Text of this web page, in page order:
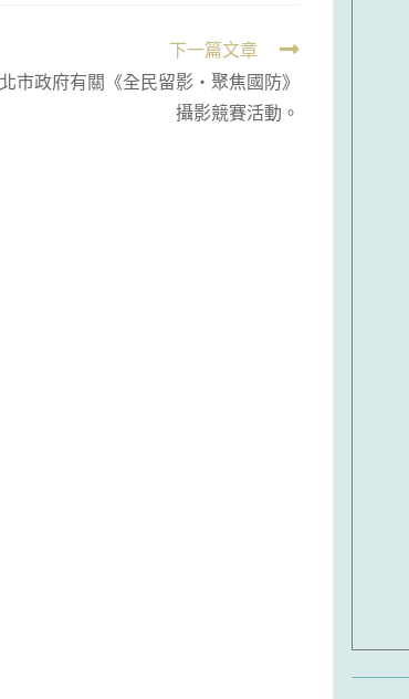
下一篇文章
市政府有關《全民留影‧聚焦國防》
攝影競賽活動。